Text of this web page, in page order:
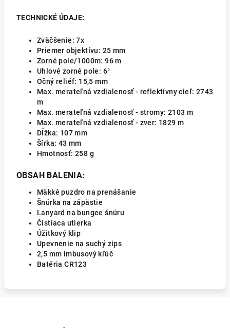
TECHNICKÉ ÚDAJE:
Zväčšenie: 7x
Priemer objektívu: 25 mm
Zorné pole/1000m: 96 m
Uhlové zorné pole: 6°
Očný reliéf: 15,5 mm
Max. merateľná vzdialenosť - reflektívny cieľ: 2743
m
Max. merateľná vzdialenosť - stromy: 2103 m
Max. merateľná vzdialenosť - zver: 1829 m
Dĺžka: 107 mm
Šírka: 43 mm
Hmotnosť: 258 g
OBSAH BALENIA:
Mäkké puzdro na prenášanie
Šnúrka na zápästie
Lanyard na bungee šnúru
Čistiaca utierka
Úžitkový klip
Upevnenie na suchý zips
2,5 mm imbusový kľúč
Batéria CR123